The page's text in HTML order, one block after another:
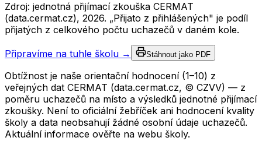
Zdroj: jednotná přijímací zkouška CERMAT
(data.cermat.cz), 2026. „Přijato z přihlášených" je podíl
přijatých z celkového počtu uchazečů v daném kole.
Připravíme na tuhle školu → Stáhnout jako PDF
Obtížnost je naše orientační hodnocení (1–10) z
veřejných dat CERMAT (data.cermat.cz, © CZVV) — z
poměru uchazečů na místo a výsledků jednotné přijímací
zkoušky. Není to oficiální žebříček ani hodnocení kvality
školy a data neobsahují žádné osobní údaje uchazečů.
Aktuální informace ověřte na webu školy.